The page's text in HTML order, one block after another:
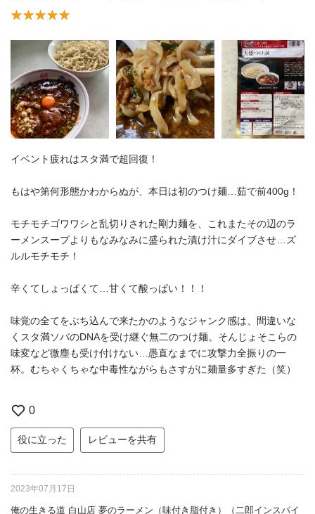
イベント疲れはスタ満で超回復！
もはや第何形態かわからぬが、本日は初のつけ麺…茹で前400g！
モチモチゴワワシと乱切りされた剛力麺を、これまたその辺のラ
ーメンスープよりもなみなみに盛られた漬け汁にダイブさせ…ズ
ルルモチモチ！
辛くてしょっぱくて…甘くて酸っぱい！！！
味覚の全てをぶち込んで来たかのようなジャンク感は、間違いな
くスタ満ソバのDNAを受け継ぐ無二のつけ麺。そんじょそこらの
味変など微塵も受け付けない…愚直なまでに攻撃力全振りの一
杯。むちゃくちゃな中毒性ながらもさすがに麺量多すぎた（笑）
0
役に立った レビューを共有
2023年07月17日
俺の生きる道 白山店 夢のラーメン（味付き脂付き）（二郎インスパイ